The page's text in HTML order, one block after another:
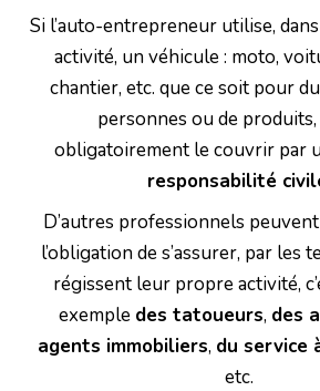
Si l’auto-entrepreneur utilise,
activité, un véhicule : moto,
chantier, etc. que ce soit pour
personnes ou de
obligatoirement le couvrir par
responsabilité
D’autres professionnels
l’obligation de s’assurer, par les
régissent leur propre activité,
exemple des tatoueurs, des
agents immobiliers, du service
etc.